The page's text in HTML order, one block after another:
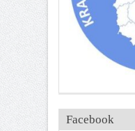
Facebook